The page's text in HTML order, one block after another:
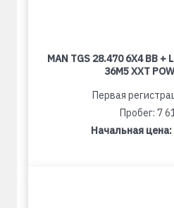
MAN TGS 28.470 6X4 BB +
36M5 XXT
Первая
Пробег: 7
Начальная цена: